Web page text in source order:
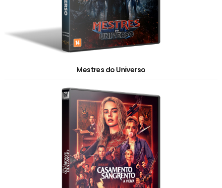
Mestres do Universo